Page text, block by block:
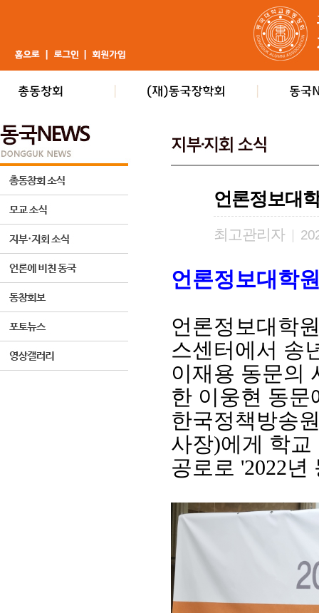
언론정보대
최고관리자
언론정보대학
언론정보대학
스센터에서 송
이재용 동문의
한 이웅현 동문
한국정책방송
사장)에게 학교
공로로 '2022년